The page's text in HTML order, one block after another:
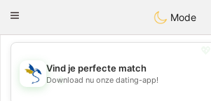
SvenskaDating
Toggle
Mode
💖
Vind je perfecte match
Download nu onze dating-app!